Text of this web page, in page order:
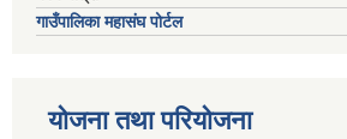
गाउँपालिका महासंघ पोर्टल
योजना तथा परियोजना